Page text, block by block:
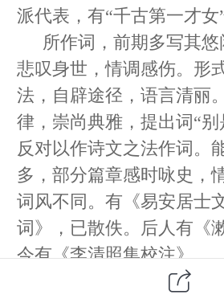
派代表，有“千古第一才女
所作词，前期多写其
悲叹身世，情调感伤。形
法，自辟途径，语言清丽
律，崇尚典雅，提出词“别
反对以作诗文之法作词。
多，部分篇章感时咏史，
词风不同。有《易安居士
词》，已散佚。后人有《
今有《李清照集校注》。